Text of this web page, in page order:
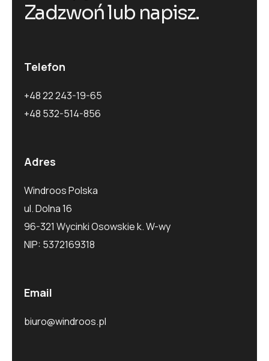
Zadzwońlub napisz.
Telefon
+48 22 243-19-65
+48 532-514-856
Adres
Windroos Polska
ul. Dolna 16
96-321 Wycinki Osowskie k. W-wy
NIP: 5372169318
Email
biuro@windroos.pl